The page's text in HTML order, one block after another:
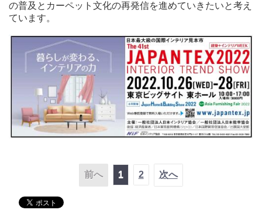
の普及とカーペット文化の再発信を進めていきたいと考え
ています。
前へ 1 2 次へ